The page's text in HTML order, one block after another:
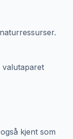
valutaparet
kjent som